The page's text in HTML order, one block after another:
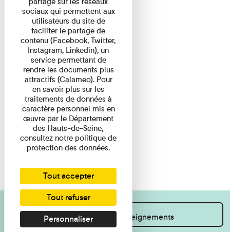
Je souhaite des renseignements
sociaux qui permettent aux
utilisateurs du site de
faciliter le partage de
contenu (Facebook, Twitter,
Instagram, Linkedin), un
service permettant de
rendre les documents plus
attractifs (Calameo). Pour
en savoir plus sur les
traitements de données à
caractère personnel mis en
œuvre par le Département
des Hauts-de-Seine,
consultez notre politique de
protection des données.
Tout accepter
Tout refuser
Personnaliser